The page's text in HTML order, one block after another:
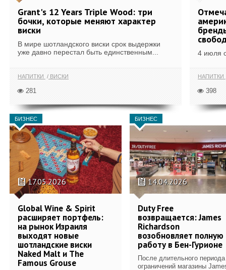
Grant's 12 Years Triple Wood: три
бочки, которые меняют характер
виски
В мире шотландского виски срок выдержки
уже давно перестал быть единственным...
НАПИТКИ ВИСКИ
281
4 июля
НАПИТКИ
398
БИЗНЕС
17.05.2026
Global Wine & Spirit
расширяет портфель:
на рынок Израиля
выходят новые
шотландские виски
Naked Malt и The
Famous Grouse
БИЗНЕС
14.04.2026
Duty Free
возвращается: James
Richardson
возобновляет полную
работу в Бен-Гурионе
После длительного периода
ограничений магазины